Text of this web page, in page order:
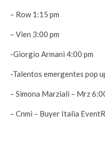
– Row 1:15 pm
– Vìen 3:00 pm
-Giorgio Armani 4:00 pm
-Talentos emergentes pop
– Simona Marziali – Mrz
– Cnmi – Buyer Italia